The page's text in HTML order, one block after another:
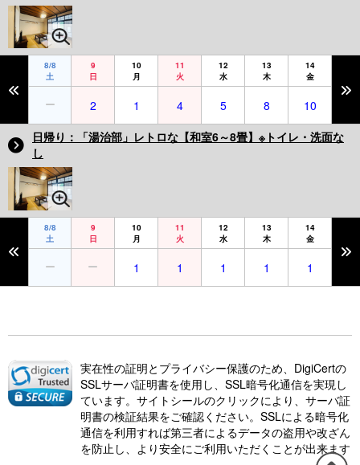
8/8
土
9
日
10
月
11
火
12
水
13
木
14
金
2 1 4 5 8
10
日帰り：「湯治部」レトロな【和室6～8畳】※トイレ・洗面な
し
8/8
土
9
日
10
月
11
火
12
水
13
木
14
金
1 1 1 1 1
実在性の証明とプライバシー保護のため、DigiCertの
SSLサーバ証明書を使用し、SSL暗号化通信を実現し
ています。サイトシールのクリックにより、サーバ証
明書の検証結果をご確認ください。SSLによる暗号化
通信を利用すれば第三者によるデータの盗用や改ざん
を防止し、より安全にご利用いただくことが出来ます